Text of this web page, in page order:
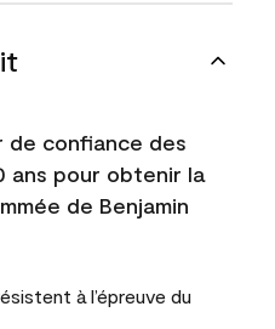
confiance des
ans pour obtenir la
de Benjamin
à l’épreuve du